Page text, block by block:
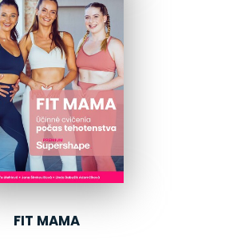
FIT MAMA